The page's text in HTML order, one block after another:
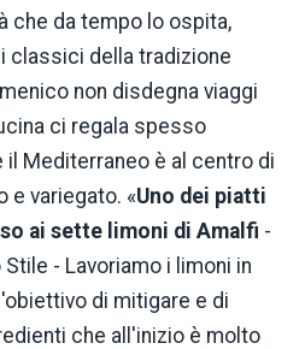
che da tempo lo ospita,
classici della tradizione
non disdegna viaggi
ci regala spesso
Mediterraneo è al centro di
e variegato. «Uno dei piatti
ai sette limoni di Amalfi -
- Lavoriamo i limoni in
di mitigare e di
che all'inizio è molto